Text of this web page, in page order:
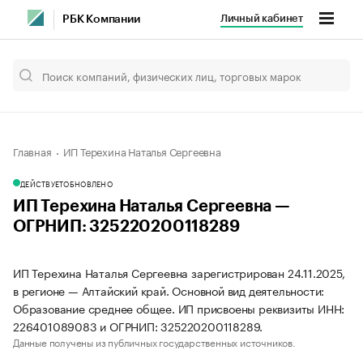
РБК Компании Личный кабинет
Главная ИП Терехина Наталья Сергеевна
ДЕЙСТВУЕТОБНОВЛЕНО
ИП Терехина Наталья Сергеевна —
ОГРНИП: 325220200118289
ИП Терехина Наталья Сергеевна зарегистрирован 24.11.2025,
в регионе — Алтайский край. Основной вид деятельности:
Образование среднее общее. ИП присвоены реквизиты ИНН:
226401089083 и ОГРНИП: 325220200118289.
Данные получены из публичных государственных источников.